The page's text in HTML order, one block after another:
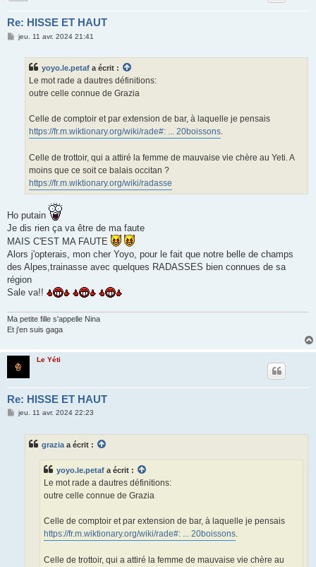
Re: HISSE ET HAUT
Mjeu. 11 avr. 2024 21:41
yoyo.le.petaf a écrit :
Le mot rade a dautres définitions:
outre celle connue de Grazia
Celle de comptoir et par extension de bar, à laquelle je pensais
https://fr.m.wiktionary.org/wiki/rade#: ... 20boissons.
Celle de trottoir, qui a attiré la femme de mauvaise vie chère au Yeti. A
moins que ce soit ce balais occitan ?
https://fr.m.wiktionary.org/wiki/radasse
Ho putain
Je dis rien ça va être de ma faute
MAIS C'EST MA FAUTE
Alors j'opterais, mon cher Yoyo, pour le fait que notre belle de champs
des Alpes,trainasse avec quelques RADASSES bien connues de sa
région
Sale va!!
Ma petite fille s'appelle Nina
Et j'en suis gaga
Le Yéti
Re: HISSE ET HAUT
Mjeu. 11 avr. 2024 22:23
grazia a écrit :
yoyo.le.petaf a écrit :
Le mot rade a dautres définitions:
outre celle connue de Grazia
Celle de comptoir et par extension de bar, à laquelle je pensais
https://fr.m.wiktionary.org/wiki/rade#: ... 20boissons.
Celle de trottoir, qui a attiré la femme de mauvaise vie chère au